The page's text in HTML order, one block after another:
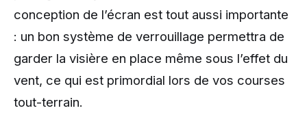
conception de l’écran est tout aussi importante
: un bon système de verrouillage permettra de
garder la visière en place même sous l’effet du
vent, ce qui est primordial lors de vos courses
tout-terrain.